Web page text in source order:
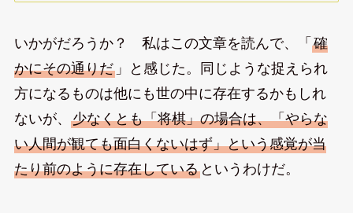
いかがだろうか？ 私はこの文章を読んで、「 確
かにその通りだ」と感じた。同じような捉えられ
方になるものは他にも世の中に存在するかもしれ
ないが、 少なくとも「将棋」の場合は、「やらな
い人間が観ても面白くないはず」という感覚が当
たり前のように存在しているというわけだ。